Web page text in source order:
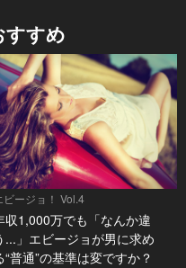
すすめ
ビージョ！ Vol.4
収1,000万でも「なんか違
...」エビージョが男に求め
“普通”の基準は変ですか？